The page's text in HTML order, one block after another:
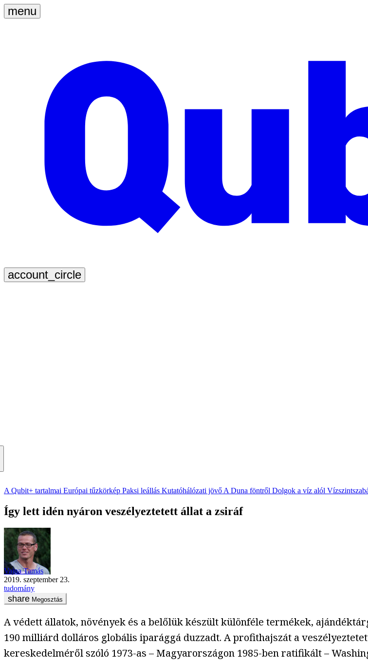
A Qubit+ tartalmai Európai tűzkörkép Paksi leállás Kutatóhálózati jövő A Duna föntről Dolgok a víz alól
Így lett idén nyáron veszélyeztetett állat a zsiráf
Vajna Tamás
2019. szeptember 23.
tudomány
Megosztás
A védett állatok, növények és a belőlük készült különféle termékek,
190 milliárd dolláros globális iparággá duzzadt. A profithajszát a
kereskedelméről szóló 1973-as – Magyarországon 1985-ben ratifikált –